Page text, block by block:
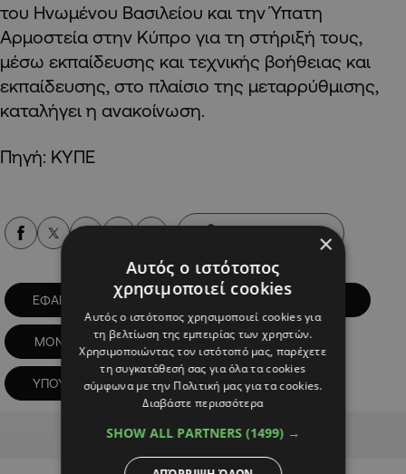
του Ηνωμένου Βασιλείου και την Ύπατη
Αρμοστεία στην Κύπρο για τη στήριξή τους,
μέσω εκπαίδευσης και τεχνικής βοήθειας και
εκπαίδευσης, στο πλαίσιο της μεταρρύθμισης,
καταλήγει η ανακοίνωση.
Πηγή: ΚΥΠΕ
ΕΦΑΡΜΟΓΗ ΚΥΡΩΣΕΩΝ
ΜΟΝΑΔΑ ΠΡΟΣΤΑΣΙΑ
ΥΠΟΥΡΓΕΙΟ ΟΙΚΟΝΟΜΙΑΣ
×
Αυτός ο ιστότοπος
χρησιμοποιεί cookies
Αυτός ο ιστότοπος χρησιμοποιεί cookies για
τη βελτίωση της εμπειρίας των χρηστών.
Χρησιμοποιώντας τον ιστότοπό μας, παρέχετε
τη συγκατάθεσή σας για όλα τα cookies
σύμφωνα με την Πολιτική μας για τα cookies.
Διαβάστε περισσότερα
SHOW ALL PARTNERS (1499) →